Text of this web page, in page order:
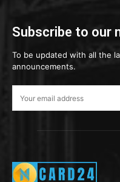
Subscribe to our
To be updated with all the
announcements.